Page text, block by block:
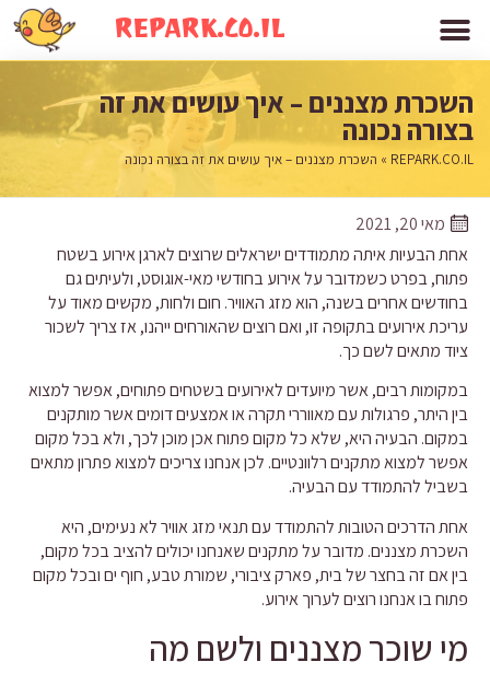
REPARK.CO.IL
השכרת מצננים – איך עושים את זה
בצורה נכונה
REPARK.CO.IL
» השכרת מצננים – איך עושים את זה בצורה נכונה
מאי 20, 2021
אחת הבעיות איתה מתמודדים ישראלים שרוצים לארגן אירוע בשטח
פתוח, בפרט כשמדובר על אירוע בחודשי מאי-אוגוסט, ולעיתים גם
בחודשים אחרים בשנה, הוא מזג האוויר. חום ולחות, מקשים מאוד על
עריכת אירועים בתקופה זו, ואם רוצים שהאורחים ייהנו, אז צריך לשכור
ציוד מתאים לשם כך.
במקומות רבים, אשר מיועדים לאירועים בשטחים פתוחים, אפשר למצוא
בין היתר, פרגולות עם מאווררי תקרה או אמצעים דומים אשר מותקנים
במקום. הבעיה היא, שלא כל מקום פתוח אכן מוכן לכך, ולא בכל מקום
אפשר למצוא מתקנים רלוונטיים. לכן אנחנו צריכים למצוא פתרון מתאים
בשביל להתמודד עם הבעיה.
אחת הדרכים הטובות להתמודד עם תנאי מזג אוויר לא נעימים, היא
השכרת מצננים. מדובר על מתקנים שאנחנו יכולים להציב בכל מקום,
בין אם זה בחצר של בית, פארק ציבורי, שמורת טבע, חוף ים ובכל מקום
פתוח בו אנחנו רוצים לערוך אירוע.
מי שוכר מצננים ולשם מה